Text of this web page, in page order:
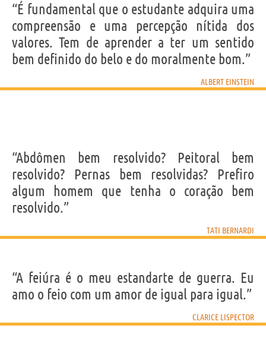
“É fundamental que o estudante adquira uma
compreensão e uma percepção nítida dos
valores. Tem de aprender a ter um sentido
bem definido do belo e do moralmente bom.”
ALBERT EINSTEIN
“Abdômen bem resolvido? Peitoral bem
resolvido? Pernas bem resolvidas? Prefiro
algum homem que tenha o coração bem
resolvido.”
TATI BERNARDI
“A feiúra é o meu estandarte de guerra. Eu
amo o feio com um amor de igual para igual.”
CLARICE LISPECTOR